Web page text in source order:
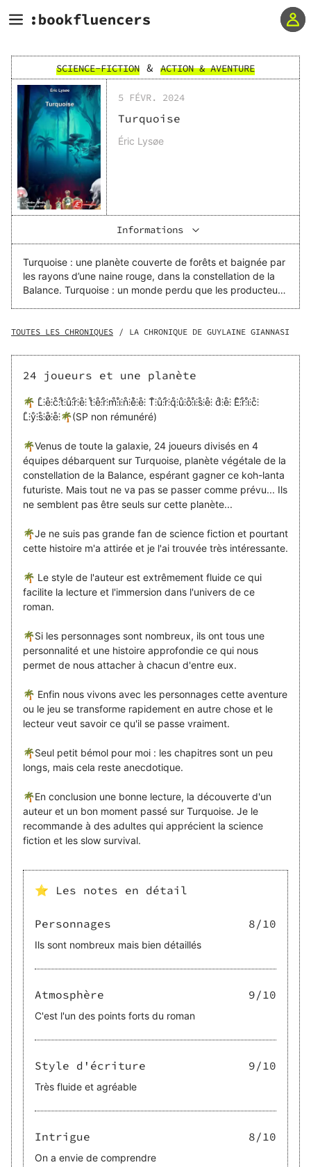
SCIENCE-FICTION & ACTION & AVENTURE
5 FÉVR. 2024
Turquoise
Éric Lysøe
Informations
Turquoise : une planète couverte de forêts et baignée par
les rayons d’une naine rouge, dans la constellation de la
Balance. Turquoise : un monde perdu que les producteurs
coloniser la totalité des terres habitables afin d’y installer
la galaxie, quatre équipes de six joueurs sont envoyées
sur Turquoise. Pour ce premier épisode, on les a
qui se seront rendus maîtres de la plus grande portion de
territoire. Rien de très difficile en apparence, puisque la
animale, aucun agresseur potentiel. Il suffit d’imiter les
moines des temps obscurs et d’abattre un maximum
d’arbres. Et pourtant… quelle est donc la mystérieuse
entité qui s’oppose à toute tentative de déforestation ?
TOUTES LES CHRONIQUES / LA CHRONIQUE DE GUYLAINE GIANNASI
24 joueurs et une planète
🌴 L̊⫶e̊⫶c̊⫶t̊⫶ů⫶r̊⫶e̊⫶ t̊⫶e̊⫶r̊⫶m̊⫶i̊⫶n̊⫶é̊⫶e̊⫶ T̊⫶ů⫶r̊⫶q̊⫶ů⫶o̊⫶i̊⫶s̊⫶e̊⫶ d̊⫶e̊⫶ E̊⫶r̊⫶i̊⫶c̊⫶
L̊⫶ẙ⫶s̊⫶ø̊⫶e̊⫶🌴(SP non rémunéré)
🌴Venus de toute la galaxie, 24 joueurs divisés en 4
équipes débarquent sur Turquoise, planète végétale de la
constellation de la Balance, espérant gagner ce koh-lanta
futuriste. Mais tout ne va pas se passer comme prévu... Ils
ne semblent pas être seuls sur cette planète...
🌴Je ne suis pas grande fan de science fiction et pourtant
cette histoire m'a attirée et je l'ai trouvée très intéressante.
🌴 Le style de l'auteur est extrêmement fluide ce qui
facilite la lecture et l'immersion dans l'univers de ce
roman.
🌴Si les personnages sont nombreux, ils ont tous une
personnalité et une histoire approfondie ce qui nous
permet de nous attacher à chacun d'entre eux.
🌴 Enfin nous vivons avec les personnages cette aventure
ou le jeu se transforme rapidement en autre chose et le
lecteur veut savoir ce qu'il se passe vraiment.
🌴Seul petit bémol pour moi : les chapitres sont un peu
longs, mais cela reste anecdotique.
🌴En conclusion une bonne lecture, la découverte d'un
auteur et un bon moment passé sur Turquoise. Je le
recommande à des adultes qui apprécient la science
fiction et les slow survival.
⭐ Les notes en détail
Personnages 8/10
Ils sont nombreux mais bien détaillés
Atmosphère 9/10
C'est l'un des points forts du roman
Style d'écriture 9/10
Très fluide et agréable
Intrigue 8/10
On a envie de comprendre